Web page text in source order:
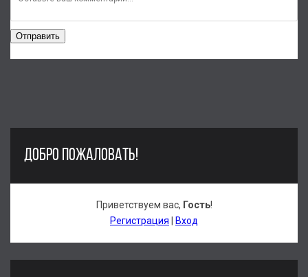
Отправить
ДОБРО ПОЖАЛОВАТЬ!
Приветствуем вас, Гость!
Регистрация
Вход